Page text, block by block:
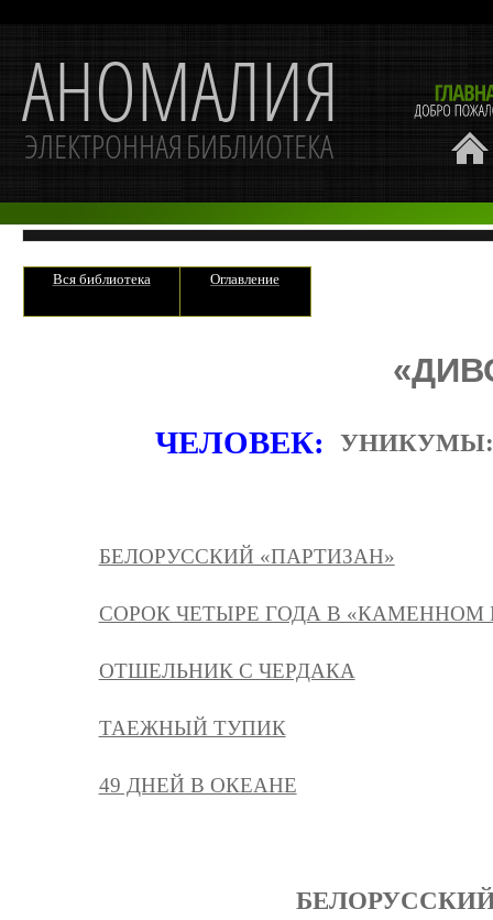
Вся библиотека Оглавление
ЧЕЛОВЕК:
БЕЛОРУССКИЙ «ПАРТИЗАН»
СОРОК ЧЕТЫРЕ ГОДА В «КАМЕННОМ
ОТШЕЛЬНИК С ЧЕРДАКА
ТАЕЖНЫЙ ТУПИК
49 ДНЕЙ В ОКЕАНЕ